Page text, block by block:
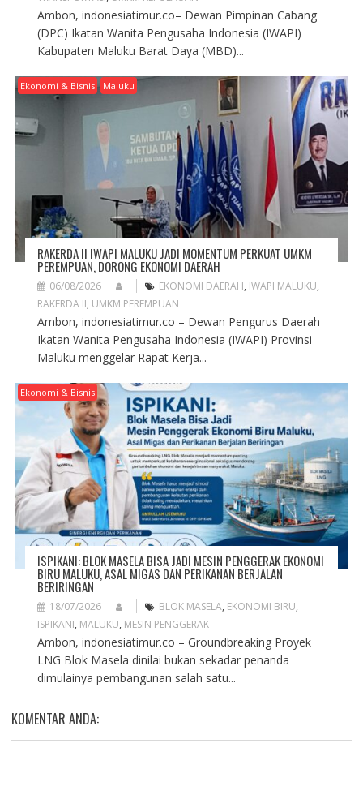
Ambon, indonesiatimur.co– Dewan Pimpinan Cabang
(DPC) Ikatan Wanita Pengusaha Indonesia (IWAPI)
Kabupaten Maluku Barat Daya (MBD)...
Ekonomi & Bisnis Maluku
RAKERDA II IWAPI MALUKU JADI MOMENTUM PERKUAT UMKM
PEREMPUAN, DORONG EKONOMI DAERAH
06/08/2026 EKONOMI DAERAH, IWAPI MALUKU,
RAKERDA II, UMKM PEREMPUAN
Ambon, indonesiatimur.co – Dewan Pengurus Daerah
Ikatan Wanita Pengusaha Indonesia (IWAPI) Provinsi
Maluku menggelar Rapat Kerja...
Ekonomi & Bisnis
ISPIKANI: BLOK MASELA BISA JADI MESIN PENGGERAK EKONOMI
BIRU MALUKU, ASAL MIGAS DAN PERIKANAN BERJALAN
BERIRINGAN
18/07/2026 BLOK MASELA, EKONOMI BIRU,
ISPIKANI, MALUKU, MESIN PENGGERAK
Ambon, indonesiatimur.co – Groundbreaking Proyek
LNG Blok Masela dinilai bukan sekadar penanda
dimulainya pembangunan salah satu...
KOMENTAR ANDA: